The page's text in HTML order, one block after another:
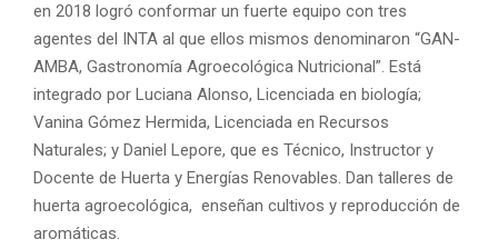
en 2018 logró conformar un fuerte equipo con tres
agentes del INTA al que ellos mismos denominaron “GAN-
AMBA, Gastronomía Agroecológica Nutricional”. Está
integrado por Luciana Alonso, Licenciada en biología;
Vanina Gómez Hermida, Licenciada en Recursos
Naturales; y Daniel Lepore, que es Técnico, Instructor y
Docente de Huerta y Energías Renovables. Dan talleres de
huerta agroecológica, enseñan cultivos y reproducción de
aromáticas.